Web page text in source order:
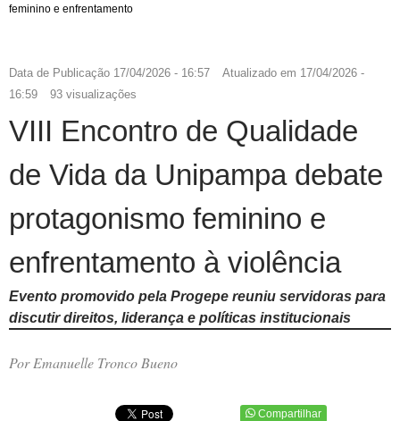
feminino e enfrentamento
Data de Publicação 17/04/2026 - 16:57 Atualizado em 17/04/2026 -
16:59
93 visualizações
VIII Encontro de Qualidade
de Vida da Unipampa debate
protagonismo feminino e
enfrentamento à violência
Evento promovido pela Progepe reuniu servidoras para
discutir direitos, liderança e políticas institucionais
Por Emanuelle Tronco Bueno
Compartilhar